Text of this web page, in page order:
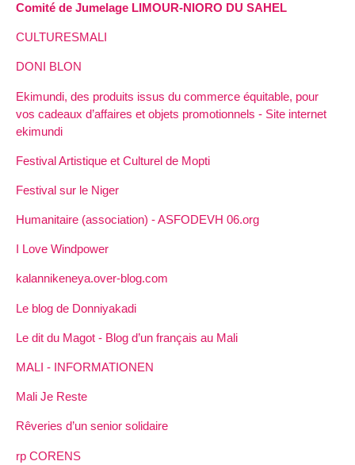
Comité de Jumelage LIMOUR-NIORO DU SAHEL
CULTURESMALI
DONI BLON
Ekimundi, des produits issus du commerce équitable, pour
vos cadeaux d’affaires et objets promotionnels - Site internet
ekimundi
Festival Artistique et Culturel de Mopti
Festival sur le Niger
Humanitaire (association) - ASFODEVH 06.org
I Love Windpower
kalannikeneya.over-blog.com
Le blog de Donniyakadi
Le dit du Magot - Blog d’un français au Mali
MALI - INFORMATIONEN
Mali Je Reste
Rêveries d’un senior solidaire
rp CORENS